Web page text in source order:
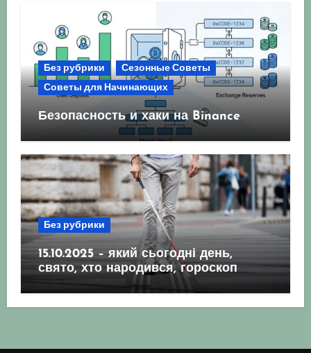
Без рубрики
Сезонные Советы
Советы для Начинающих
Безопасность и хаки на Binance
Без рубрики
15.10.2025 – який сьогодні день,
свято, хто народився, гороскоп